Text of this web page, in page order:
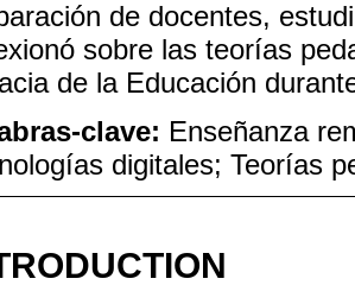
de docentes,
sobre las teorías
de la Educación
clave: Enseñanza
digitales; Teorías